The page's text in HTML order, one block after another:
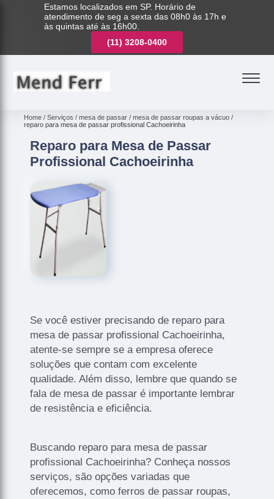
Estamos localizados em SP. Horário de
atendimento de seg a sexta das 08h0 às 17h e
às quintas até às 16h00.
(11) 3208-0400
Home Serviços mesa de passar
mesa de passar roupas a vácuo
reparo para mesa de passar profissional Cachoeirinha
Reparo para Mesa de Passar
Profissional Cachoeirinha
Se você estiver precisando de reparo para
mesa de passar profissional Cachoeirinha,
atente-se sempre se a empresa oferece
soluções que contam com excelente
qualidade. Além disso, lembre que quando se
fala de mesa de passar é importante lembrar
de resistência e eficiência.
Buscando reparo para mesa de passar
profissional Cachoeirinha? Conheça nossos
serviços, são opções variadas que
oferecemos, como ferros de passar roupas,